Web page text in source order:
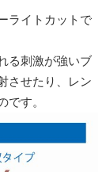
ライトカットで
る刺激が強いブ
させたり、レン
です。